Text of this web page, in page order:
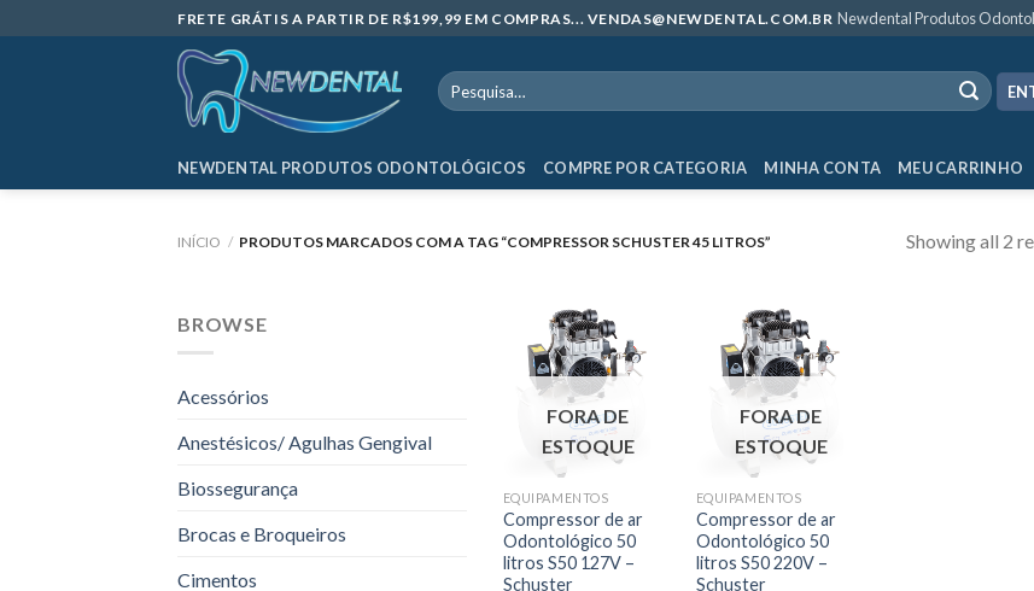
to
FRETE GRÁTIS A PARTIR DE R$199,99 EM COMPRAS... VENDAS@NEWDENTAL.COM.BR Newdental Produtos
Pesquisar
por:
NEWDENTAL PRODUTOS ODONTOLÓGICOS COMPRE POR CATEGORIA MINHA CONTA MEU CARRINHO
INÍCIO / PRODUTOS MARCADOS COM A TAG “COMPRESSOR SCHUSTER 45 LITROS” Showing all 2
BROWSE
Acessórios
Anestésicos/ Agulhas Gengival
Biossegurança
Brocas e Broqueiros
Cimentos
FORA DE
ESTOQUE
EQUIPAMENTOS
Compressor de ar
Odontológico 50
litros S50 127V –
Schuster
FORA DE
ESTOQUE
EQUIPAMENTOS
Compressor de ar
Odontológico 50
litros S50 220V –
Schuster